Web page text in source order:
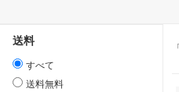
送料
すべて
送料無料